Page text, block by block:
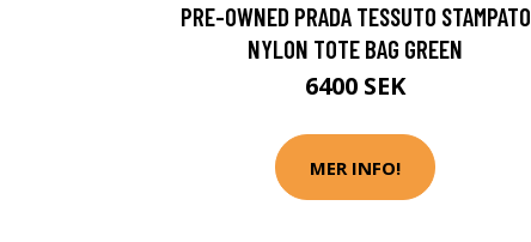
PRE-OWNED PRADA TESSUTO STAMPATO
NYLON TOTE BAG GREEN
6400 SEK
MER INFO!